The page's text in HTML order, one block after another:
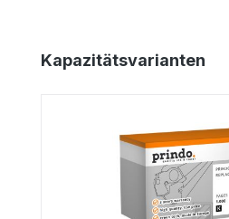
Produktgalerie überspringen
Kapazitätsvarianten